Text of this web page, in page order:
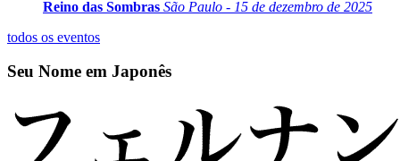
Reino das Sombras São Paulo - 15 de dezembro de 2025
todos os eventos
Seu Nome em Japonês